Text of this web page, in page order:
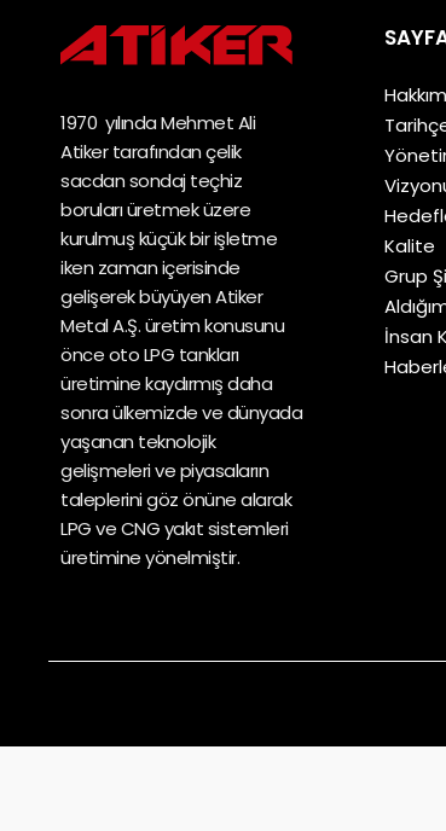
1970 yılında Mehmet Ali
Atiker tarafından çelik
sacdan sondaj teçhiz
boruları üretmek üzere
kurulmuş küçük bir işletme
iken zaman içerisinde
gelişerek büyüyen Atiker
Metal A.Ş. üretim konusunu
önce oto LPG tankları
üretimine kaydırmış daha
sonra ülkemizde ve dünyada
yaşanan teknolojik
gelişmeleri ve piyasaların
taleplerini göz önüne alarak
LPG ve CNG yakıt sistemleri
üretimine yönelmiştir.
Kalite
Grup
İnsan